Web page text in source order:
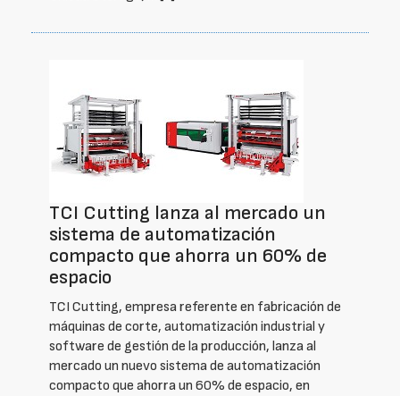
TCI Cutting lanza al mercado un
sistema de automatización
compacto que ahorra un 60% de
espacio
TCI Cutting, empresa referente en fabricación de
máquinas de corte, automatización industrial y
software de gestión de la producción, lanza al
mercado un nuevo sistema de automatización
compacto que ahorra un 60% de espacio, en